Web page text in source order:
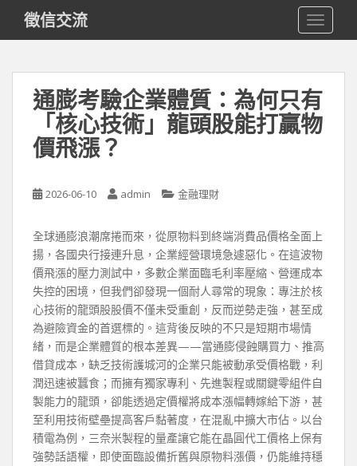
i
徵信交流
通膨考驗企業體質：為何只有
「核心技術」龍頭股能打贏物
價飛漲？
2026-06-10 admin 金融理財
全球通膨浪潮席捲而來，從原物料到終端消費品價格全面上
揚，各國央行接連升息，企業經營環境急遽惡化。在這波物
價飛漲的壓力測試中，多數企業面臨毛利率壓縮、營運成本
失控的困境，但我們卻發現一個耐人尋常的現象：專注於核
心技術的龍頭股股價不僅未受重創，反而逆勢走強，甚至成
為避險資金的首選標的。這背後反映的不只是短期市場情
緒，而是企業體質的根本差異——當通膨侵蝕購買力、推高
借貸成本，缺乏技術護城河的企業只能被動承受價格戰，利
潤迅速被蠶食；而擁有獨家專利、先進製程或關鍵零組件自
製能力的龍頭，卻能透過定價權將成本漲幅轉嫁給下游，甚
至利用技術壁壘提高客戶黏著度，在混亂中擴大市佔。以台
積電為例，三奈米製程的量產讓它能在晶圓代工價格上保有
強勢話語權，即使面臨設備折舊與原物料漲價，仍能維持穩